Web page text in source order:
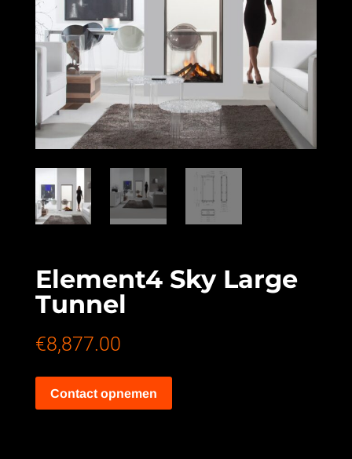
Element4 Sky Large
Tunnel
€8,877.00
Contact opnemen